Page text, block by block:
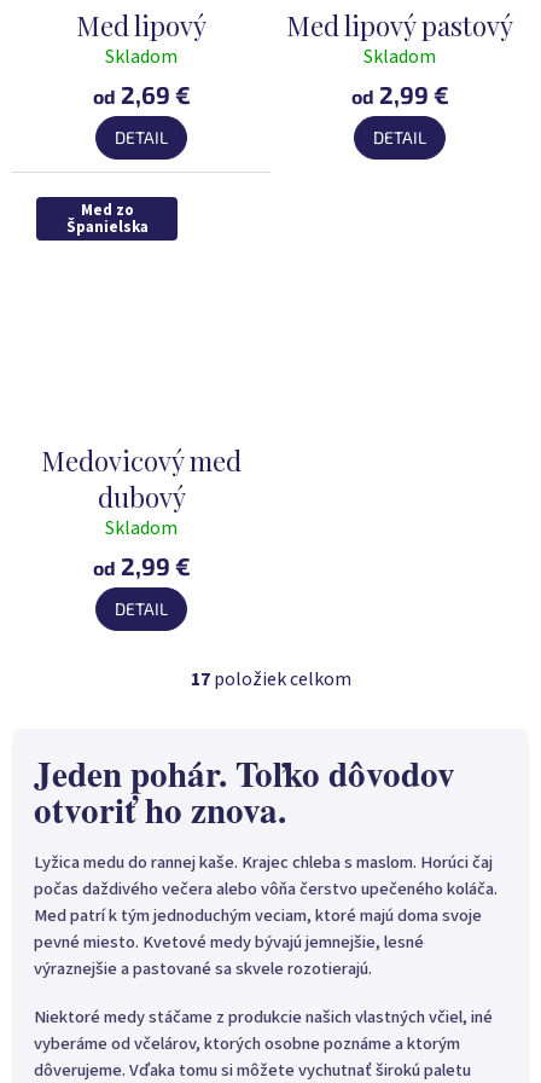
Med lipový
Priemerné
hodnotenie
5,0
hviezdičiek.
Skladom
od 2,69 €
DETAIL
Med lipový pastový
Priemerné
hodnotenie
Skladom
od 2,99 €
DETAIL
Med zo
Španielska
Medovicový med
dubový
Priemerné
hodnotenie
Skladom
od 2,99 €
DETAIL
O
á
d
a
c
i
e
p
r
v
k
v
ý
p
17položiek celkom
Jeden pohár. Toľko dôvodov
otvoriť ho znova.
Lyžica medu do rannej kaše. Krajec chleba s maslom. Horúci čaj
počas daždivého večera alebo vôňa čerstvo upečeného koláča.
Med patrí k tým jednoduchým veciam, ktoré majú doma svoje
pevné miesto. Kvetové medy bývajú jemnejšie, lesné
výraznejšie a pastované sa skvele rozotierajú.
Niektoré medy stáčame z produkcie našich vlastných včiel, iné
vyberáme od včelárov, ktorých osobne poznáme a ktorým
dôverujeme. Vďaka tomu si môžete vychutnať širokú paletu